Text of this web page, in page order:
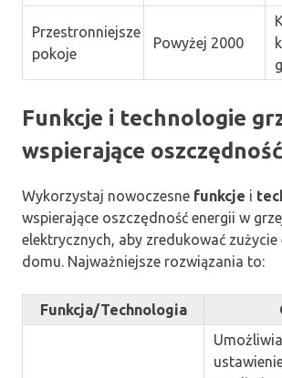
Przestronniejsze
pokoje
Powyżej 2000
Funkcje i technologie
wspierające
Wykorzystaj nowoczesne funkcje i
wspierające oszczędność energii w
elektrycznych, aby zredukować
domu. Najważniejsze rozwiązania to:
Funkcja/Technologia